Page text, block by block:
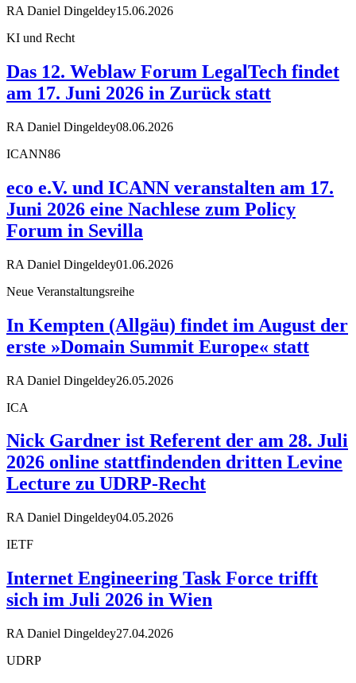
RA Daniel Dingeldey15.06.2026
KI und Recht
Das 12. Weblaw Forum LegalTech findet
am 17. Juni 2026 in Zurück statt
RA Daniel Dingeldey08.06.2026
ICANN86
eco e.V. und ICANN veranstalten am 17.
Juni 2026 eine Nachlese zum Policy
Forum in Sevilla
RA Daniel Dingeldey01.06.2026
Neue Veranstaltungsreihe
In Kempten (Allgäu) findet im August der
erste »Domain Summit Europe« statt
RA Daniel Dingeldey26.05.2026
ICA
Nick Gardner ist Referent der am 28. Juli
2026 online stattfindenden dritten Levine
Lecture zu UDRP-Recht
RA Daniel Dingeldey04.05.2026
IETF
Internet Engineering Task Force trifft
sich im Juli 2026 in Wien
RA Daniel Dingeldey27.04.2026
UDRP